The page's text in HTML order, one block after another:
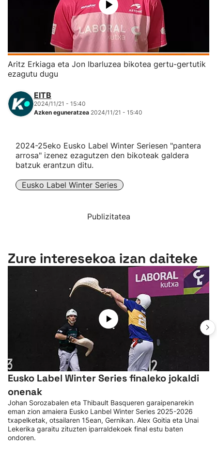
Herri-kirolak
Kirolak 360
Atletismoa
Kirol gehiago
Aritz Erkiaga eta Jon Ibarluzea bikotea gertu-gertutik
ezagutu dugu
EITB
2024/11/21 - 15:40
Azken eguneratzea 2024/11/21 - 15:40
2024-25eko Eusko Label Winter Seriesen "pantera
arrosa" izenez ezagutzen den bikoteak galdera
batzuk erantzun ditu.
Eusko Label Winter Series
Publizitatea
Zure interesekoa izan daiteke
Eusko Label Winter Series finaleko jokaldi
onenak
Johan Sorozabalen eta Thibault Basqueren garaipenarekin
eman zion amaiera Eusko Lanbel Winter Series 2025-2026
txapelketak, otsailaren 15ean, Gernikan. Alex Goitia eta Unai
Lekerika garaitu zituzten iparraldekoek final estu baten
ondoren.